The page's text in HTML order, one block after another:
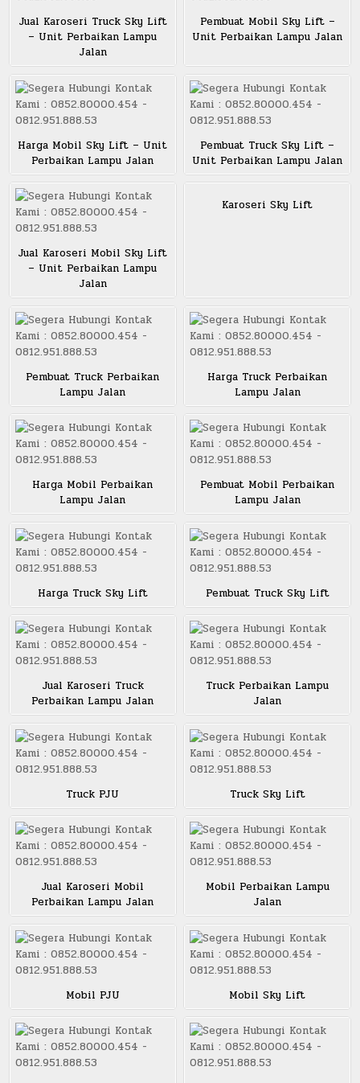
Jual Karoseri Truck Sky Lift
– Unit Perbaikan Lampu
Jalan
Pembuat Mobil Sky Lift –
Unit Perbaikan Lampu Jalan
Harga Mobil Sky Lift – Unit
Perbaikan Lampu Jalan
Pembuat Truck Sky Lift –
Unit Perbaikan Lampu Jalan
Jual Karoseri Mobil Sky Lift
– Unit Perbaikan Lampu
Jalan
Karoseri Sky Lift
Pembuat Truck Perbaikan
Lampu Jalan
Harga Truck Perbaikan
Lampu Jalan
Harga Mobil Perbaikan
Lampu Jalan
Pembuat Mobil Perbaikan
Lampu Jalan
Harga Truck Sky Lift Pembuat Truck Sky Lift
Jual Karoseri Truck
Perbaikan Lampu Jalan
Truck Perbaikan Lampu
Jalan
Truck PJU Truck Sky Lift
Jual Karoseri Mobil
Perbaikan Lampu Jalan
Mobil Perbaikan Lampu
Jalan
Mobil PJU Mobil Sky Lift